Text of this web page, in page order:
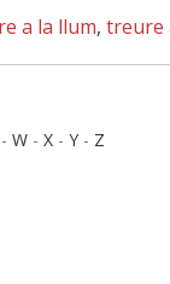
a la llum, treure
W - X - Y - Z